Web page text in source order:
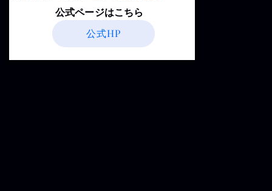
​公式ページはこちら
公式HP